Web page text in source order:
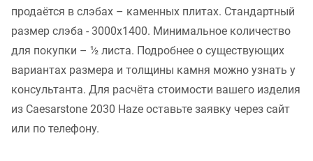
продаётся в слэбах – каменных плитах. Стандартный
размер слэба - 3000x1400. Минимальное количество
для покупки – ½ листа. Подробнее о существующих
вариантах размера и толщины камня можно узнать у
консультанта. Для расчёта стоимости вашего изделия
из Caesarstone 2030 Haze оставьте заявку через сайт
или по телефону.